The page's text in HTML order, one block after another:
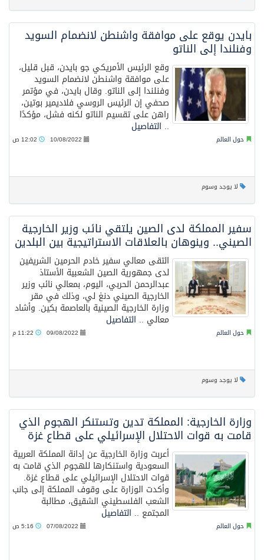
بايدن يوقع على موافقة واشنطن لانضمام السويد
وفنلندا إلى الناتو
وقع الرئيس الأمريكي جو بايدن، قبل قليل،
على موافقة واشنطن لانضمام السويد
وفنلندا إلى الناتو. وقال بايدن، في مؤتمر
صحفي إن الرئيس الروسي فلاديمير بوتين،
راهن على تقسيم الناتو لكنه فشل، مؤكدًا
.. التفاصيل
حول العالم 10/08/2022
لا يوجد وسوم
سفير المملكة لدى الصين يلتقي نائب وزير الخارجية
الصيني.. وينوهان بالعلاقات الاستراتيجية بين البلدين
التقى معالي سفير خادم الحرمين الشريفين
لدى جمهورية الصين الشعبية الأستاذ
عبدالرحمن الحربي، اليوم، بمعالي نائب وزير
الخارجية الصيني دنغ لي، وذلك في مقر
وزارة الخارجية الصينية بالعاصمة بكين. وأشاد
معالي .. التفاصيل
حول العالم 09/08/2022
لا يوجد وسوم
وزارة الخارجية: المملكة تدين وتستنكر الهجوم الذي
قامت به قوات الاحتلال الإسرائيلي على قطاع غزة
أعربت وزارة الخارجية عن إدانة المملكة العربية
السعودية واستنكارها للهجوم الذي قامت به
قوات الاحتلال الإسرائيلي على قطاع غزة.
وأكدت الوزارة على وقوف المملكة إلى جانب
الشعب الفلسطيني الشقيق، مطالبة
المجتمع .. التفاصيل
حول العالم 07/08/2022